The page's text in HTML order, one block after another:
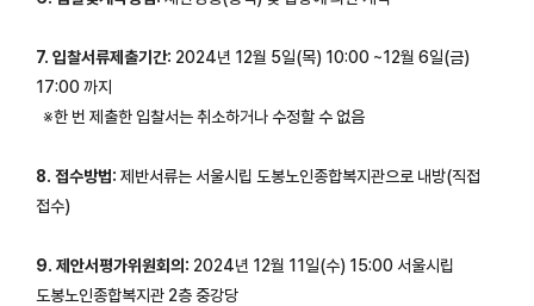
7. 입찰서류제출기간: 2024년 12월 5일(목) 10:00 ~12월 6일(금)
17:00 까지
※한 번 제출한 입찰서는 취소하거나 수정할 수 없음
8. 접수방법: 제반서류는 서울시립 도봉노인종합복지관으로 내방(직접
접수)
9. 제안서평가위원회의: 2024년 12월 11일(수) 15:00 서울시립
도봉노인종합복지관 2층 중강당